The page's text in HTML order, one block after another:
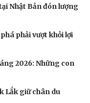
Nhật Bản đón lượng
phải vượt khỏi lợi
2026: Những con
Lắk giữ chân du